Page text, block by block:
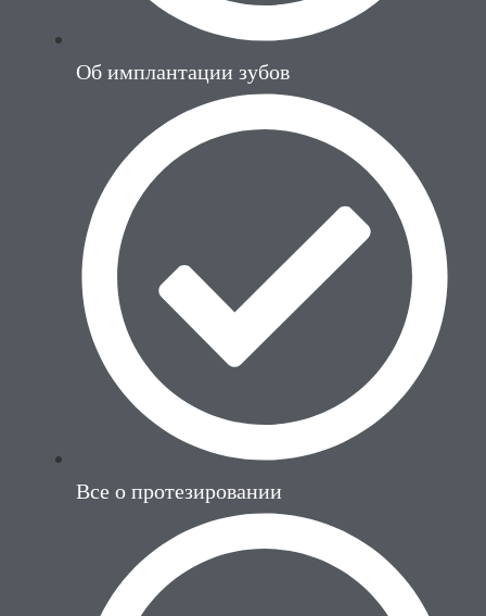
Об имплантации зубов
Все о протезировании